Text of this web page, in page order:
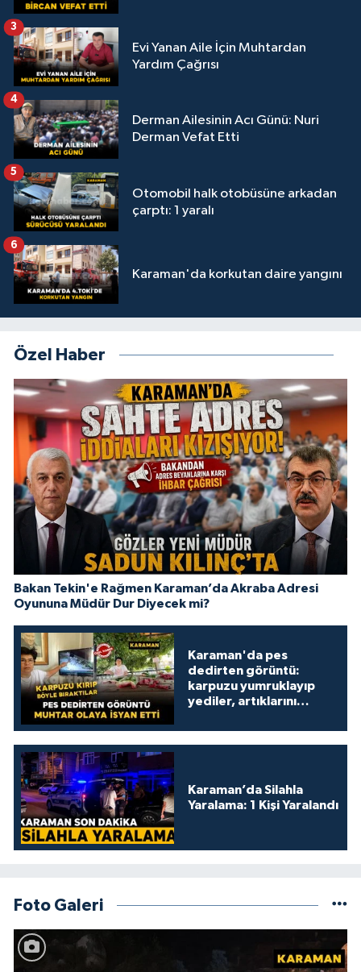
Evi Yanan Aile İçin Muhtardan
Yardım Çağrısı
3
Derman Ailesinin Acı Günü: Nuri
Derman Vefat Etti
4
Otomobil halk otobüsüne arkadan
çarptı: 1 yaralı
5
Karaman'da korkutan daire yangını
6
Özel Haber
Bakan Tekin'e Rağmen Karaman’da Akraba Adresi
Oyununa Müdür Dur Diyecek mi?
Karaman'da pes
dedirten görüntü:
karpuzu yumruklayıp
yediler, artıklarını
Karaman’da Silahla
Yaralama: 1 Kişi Yaralandı
Foto Galeri